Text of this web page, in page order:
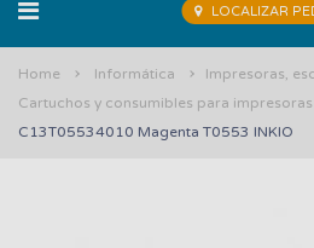
LOCALIZAR
Home Informática
Impresoras,
Cartuchos y consumibles para impresoras
C13T05534010 Magenta T0553 INKIO